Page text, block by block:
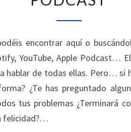
EN
–
¿POR
QUÉ
VIVO
ASÍ
ENTONCES?
encontrar aquí o
YouTube, Apple Podcast…
hablar de todas ellas. Pero…
¿Te has preguntado
tus problemas ¿Terminará
felicidad?…